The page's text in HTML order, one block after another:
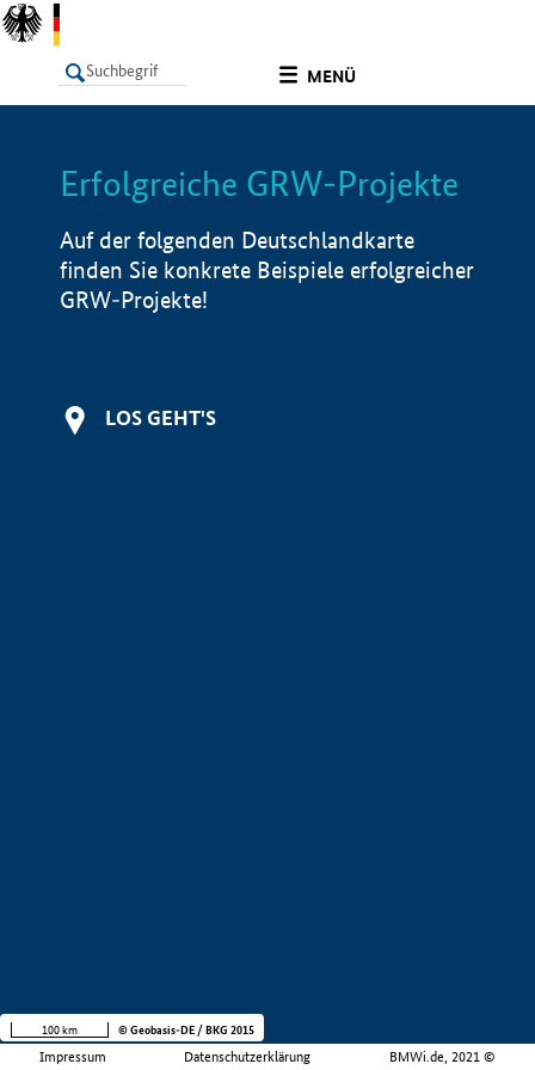
MENÜ
LISTE Info
Erfolgreiche GRW-Projekte
Auf der folgenden Deutschlandkarte
finden Sie konkrete Beispiele erfolgreicher
GRW-Projekte!
LOS GEHT'S
Impressum Datenschutzerklärung BMWi.de, 2021 ©
100 km © Geobasis-DE / BKG 2015